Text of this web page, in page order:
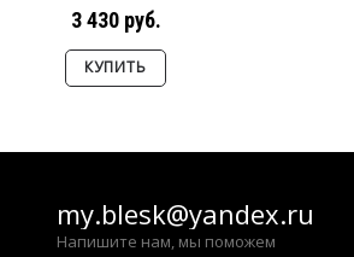
3 430 руб.
КУПИТЬ
my.blesk@yandex.ru
Напишите нам, мы поможем